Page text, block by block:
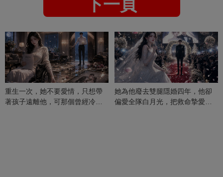
下一頁
重生一次，她不要愛情，只想帶
著孩子遠離他，可那個曾經冷漠
她為他廢去雙腿隱婚四年，他卻
偏愛全隊白月光，把救命摯愛當